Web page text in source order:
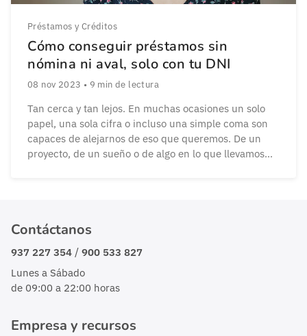
Préstamos y Créditos
Cómo conseguir préstamos sin
nómina ni aval, solo con tu DNI
08 nov 2023 • 9 min de lectura
Tan cerca y tan lejos. En muchas ocasiones un solo
papel, una sola cifra o incluso una simple coma son
capaces de alejarnos de eso que queremos. De un
proyecto, de un sueño o de algo en lo que llevamos
Contáctanos
937 227 354 / 900 533 827
Lunes a Sábado
de 09:00 a 22:00 horas
Empresa y recursos